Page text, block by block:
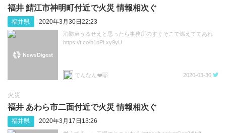
福井 鯖江市神明町付近で火災 情報相次ぐ
福井県 2020年3月30日22:23
消防車うるせえと思ったら事務所のすぐそこで燃えててあれ
https://t.co/b1nPLxy9yU
でんなん❤️🐷 2020-03-30
火災
福井 あわら市二面付近で火災 情報相次ぐ
福井県 2020年3月17日13:26